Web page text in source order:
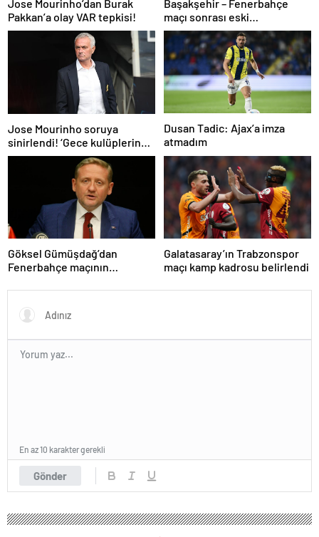
Jose Mourinho’dan Burak
Pakkan’a olay VAR tepkisi!
Başakşehir – Fenerbahçe
maçı sonrası eski
hakemlerden penaltı ve gol
iptali çıkışı! ‘2 kırmızı kartı
atladı’
Jose Mourinho soruya
sinirlendi! ‘Gece kulüplerine
gidip keyif alıyorum’
Dusan Tadic: Ajax’a imza
atmadım
Göksel Gümüşdağ’dan
Fenerbahçe maçının
Galatasaray’ın Trabzonspor
maçı kamp kadrosu belirlendi
Gönder
En az 10 karakter gerekli